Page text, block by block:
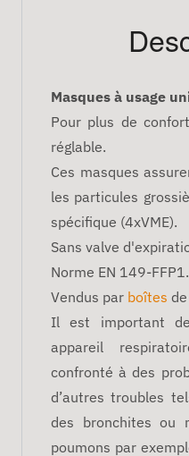
Masques à usage
Pour plus de
réglable.
Ces masques
les particules
spécifique (4xVME).
Sans valve
Norme EN 149-FFP1.
Vendus par boîtes
Il est important
appareil
confronté à des
d’autres troubles
des bronchites ou
poumons par